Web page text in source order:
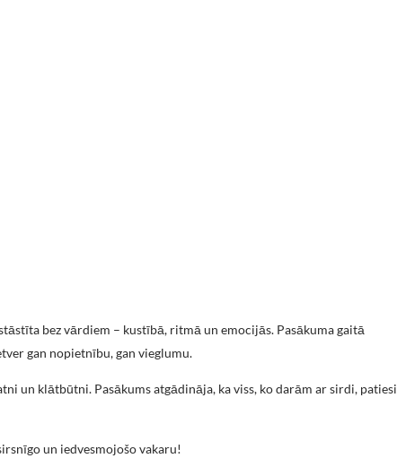
bez vārdiem – kustībā, ritmā un emocijās. Pasākuma gaitā
gan nopietnību, gan vieglumu.
un klātbūtni. Pasākums atgādināja, ka viss, ko darām ar sirdi, patiesi
un iedvesmojošo vakaru!